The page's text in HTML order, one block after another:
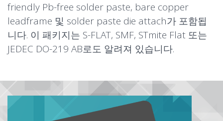
friendly Pb-free solder paste, bare copper
leadframe 및 solder paste die attach가 포함됩
니다. 이 패키지는 S-FLAT, SMF, STmite Flat 또는
JEDEC DO-219 AB로도 알려져 있습니다.